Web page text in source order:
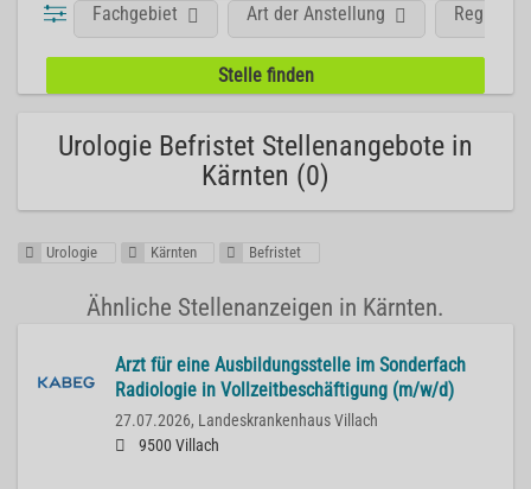
Fachgebiet Art der Anstellung Region
Urologie Befristet Stellenangebote in
Kärnten (0)
Urologie Kärnten Befristet
Ähnliche Stellenanzeigen in Kärnten.
Arzt für eine Ausbildungsstelle im Sonderfach
Radiologie in Vollzeitbeschäftigung (m/w/d)
27.07.2026, Landeskrankenhaus Villach
9500 Villach